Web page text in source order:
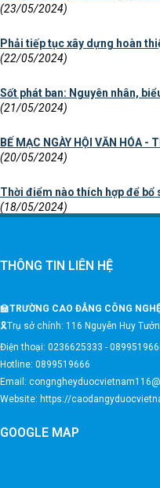
(23/05/2024)
Phải tiếp tục xây dựng hoàn
(22/05/2024)
Sốt phát ban: Nguyên nhân,
(21/05/2024)
BẾ MẠC NGÀY HỘI VĂN HÓA -
(20/05/2024)
Thời điểm nào thích hợp để bổ
(18/05/2024)
THÔNG TIN LIÊN HỆ
🏫TRƯỜNG CAO ĐẲNG CÔNG
🎗️Trụ sở chính: 116 Nguyễn Huy
Điện thoại: 0236625333 -
Hotline: 0899519666
Email:
Website: https://
GOOGLE MAP